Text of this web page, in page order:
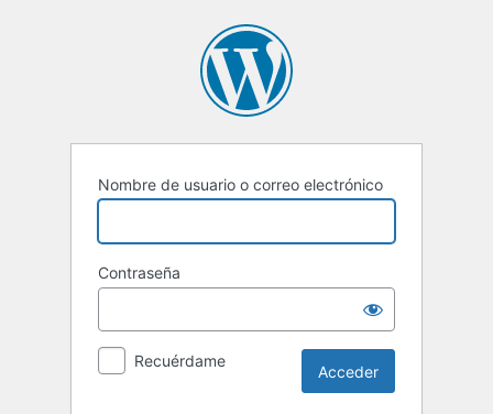
Nombre de usuario o correo electrónico
Contraseña
Recuérdame